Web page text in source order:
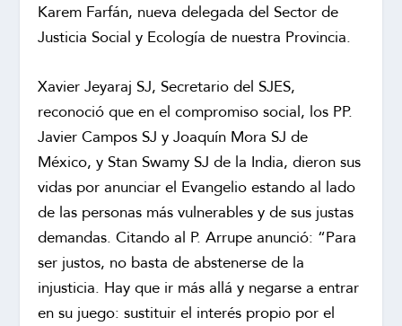
Karem Farfán, nueva delegada del Sector de
Justicia Social y Ecología de nuestra Provincia.
Xavier Jeyaraj SJ, Secretario del SJES,
reconoció que en el compromiso social, los PP.
Javier Campos SJ y Joaquín Mora SJ de
México, y Stan Swamy SJ de la India, dieron sus
vidas por anunciar el Evangelio estando al lado
de las personas más vulnerables y de sus justas
demandas. Citando al P. Arrupe anunció: “Para
ser justos, no basta de abstenerse de la
injusticia. Hay que ir más allá y negarse a entrar
en su juego: sustituir el interés propio por el